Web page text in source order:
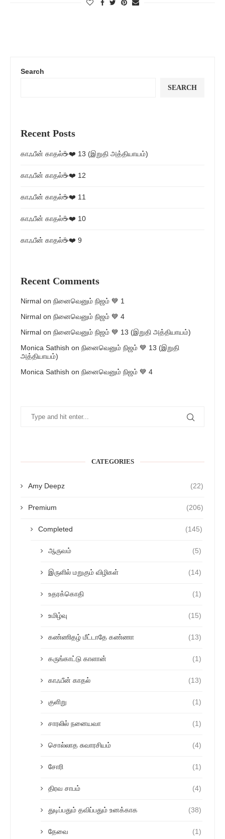
Search
SEARCH
Recent Posts
காஃபீன் காதல்☕❤️ 13 (இறுதி அத்தியாயம்)
காஃபீன் காதல்☕❤️ 12
காஃபீன் காதல்☕❤️ 11
காஃபீன் காதல்☕❤️ 10
காஃபீன் காதல்☕❤️ 9
Recent Comments
Nirmal on நினைவெனும் நிஜம் 💙 1
Nirmal on நினைவெனும் நிஜம் 💙 4
Nirmal on நினைவெனும் நிஜம் 💙 13 (இறுதி அத்தியாயம்)
Monica Sathish on நினைவெனும் நிஜம் 💙 13 (இறுதி
அத்தியாயம்)
Monica Sathish on நினைவெனும் நிஜம் 💙 4
CATEGORIES
Amy Deepz (22)
Premium (206)
Completed (145)
ஆருவம் (5)
இருளில் மறுகும் விழிகள் (14)
உதரக்கொதி (1)
உமிழ்வு (15)
கண்ணிதழ் மீட்டாதே கண்ணா (13)
கருங்காட்டு காளான் (1)
காஃபீன் காதல் (13)
குளிறு (1)
சாரலில் நனையவா (1)
சொல்லாத சுவாரசியம் (4)
சோரி (1)
திரவ சாபம் (4)
துடிப்பதும் தவிப்பதும் உனக்காக (38)
தேவை (1)